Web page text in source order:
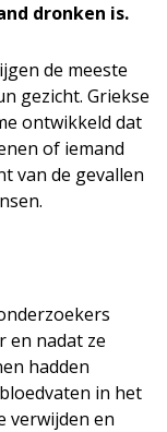
dronken is.
de meeste
gezicht. Griekse
ontwikkeld dat
of iemand
van de gevallen
en nadat ze
hadden
in het
verwijden en